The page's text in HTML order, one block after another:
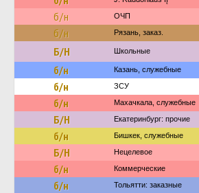
б/н ОЧП
б/н Рязань, заказ.
Б/Н Школьные
б/н Казань, служебные
б/н ЗСУ
б/н Махачкала, служебные
Б/Н Екатеринбург: прочие
б/н Бишкек, служебные
Б/Н Нецелевое
б/н Коммерческие
б/н Тольятти: заказные